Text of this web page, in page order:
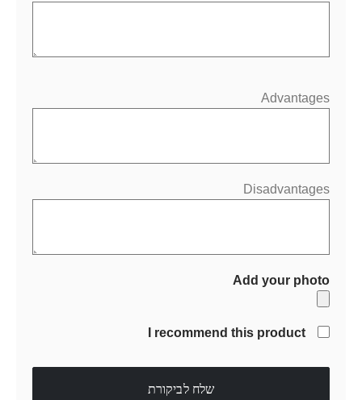
Advantages
Disadvantages
Add your photo
I recommend this product
שלח לביקורת